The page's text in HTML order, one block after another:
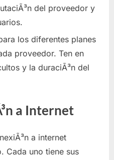
del proveedor y
los diferentes planes
proveedor. Ten en
y la duraciÃ³n del
a Internet
a internet
Cada uno tiene sus